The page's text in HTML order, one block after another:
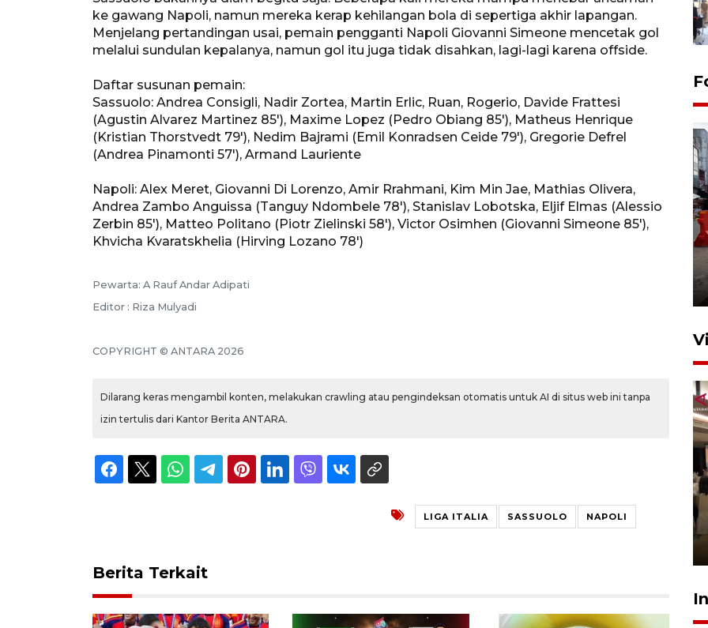
ke gawang Napoli, namun mereka kerap kehilangan bola di sepertiga akhir lapangan.
Menjelang pertandingan usai, pemain pengganti Napoli Giovanni Simeone mencetak gol
melalui sundulan kepalanya, namun gol itu juga tidak disahkan, lagi-lagi karena offside.
Daftar susunan pemain:
Sassuolo: Andrea Consigli, Nadir Zortea, Martin Erlic, Ruan, Rogerio, Davide Frattesi
(Agustin Alvarez Martinez 85'), Maxime Lopez (Pedro Obiang 85'), Matheus Henrique
(Kristian Thorstvedt 79'), Nedim Bajrami (Emil Konradsen Ceide 79'), Gregorie Defrel
(Andrea Pinamonti 57'), Armand Lauriente
Napoli: Alex Meret, Giovanni Di Lorenzo, Amir Rrahmani, Kim Min Jae, Mathias Olivera,
Andrea Zambo Anguissa (Tanguy Ndombele 78'), Stanislav Lobotska, Eljif Elmas (Alessio
Zerbin 85'), Matteo Politano (Piotr Zielinski 58'), Victor Osimhen (Giovanni Simeone 85'),
Khvicha Kvaratskhelia (Hirving Lozano 78')
Pewarta: A Rauf Andar Adipati
Editor : Riza Mulyadi
COPYRIGHT © ANTARA 2026
Dilarang keras mengambil konten, melakukan crawling atau pengindeksan otomatis untuk AI di situs web ini tanpa
izin tertulis dari Kantor Berita ANTARA.
LIGA ITALIA SASSUOLO NAPOLI
Berita Terkait
luncurkan program Kodam
Berhaji